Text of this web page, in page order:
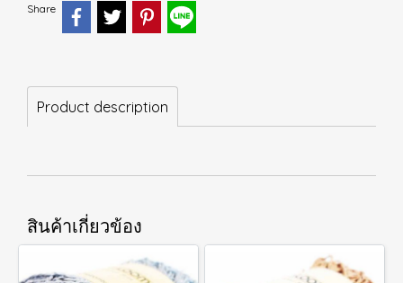
Share
Product description
สินค้าเกี่ยวข้อง